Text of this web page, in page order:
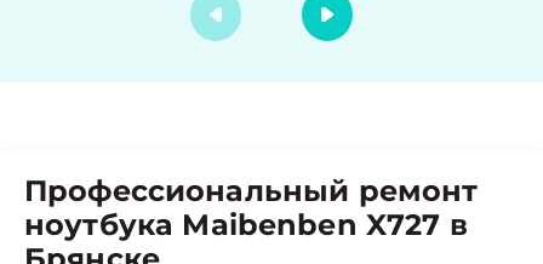
Профессиональный ремонт
ноутбука Maibenben X727 в